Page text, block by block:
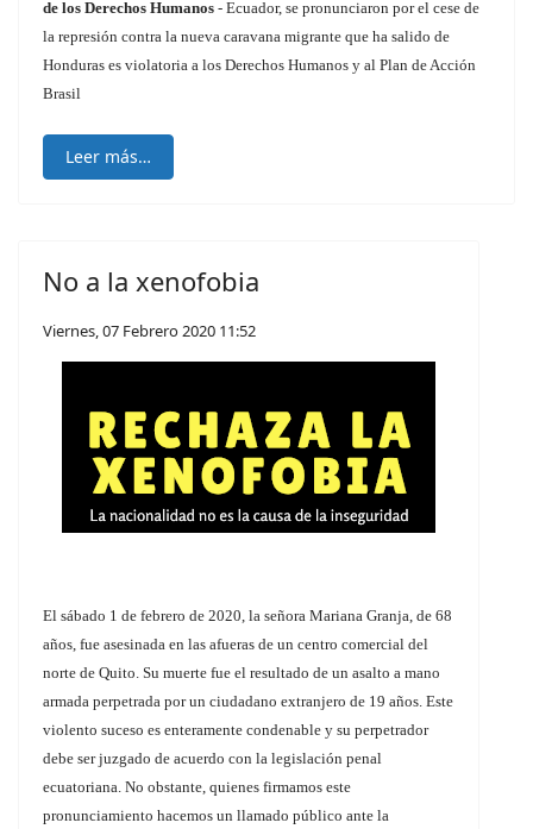
de los Derechos Humanos - Ecuador, se pronunciaron por el cese de
la represión contra la nueva caravana migrante que ha salido de
Honduras es violatoria a los Derechos Humanos y al Plan de Acción
Brasil
Leer más…
No a la xenofobia
Viernes, 07 Febrero 2020 11:52
El sábado 1 de febrero de 2020, la señora Mariana Granja, de 68
años, fue asesinada en las afueras de un centro comercial del
norte de Quito. Su muerte fue el resultado de un asalto a mano
armada perpetrada por un ciudadano extranjero de 19 años. Este
violento suceso es enteramente condenable y su perpetrador
debe ser juzgado de acuerdo con la legislación penal
ecuatoriana. No obstante, quienes firmamos este
pronunciamiento hacemos un llamado público ante la